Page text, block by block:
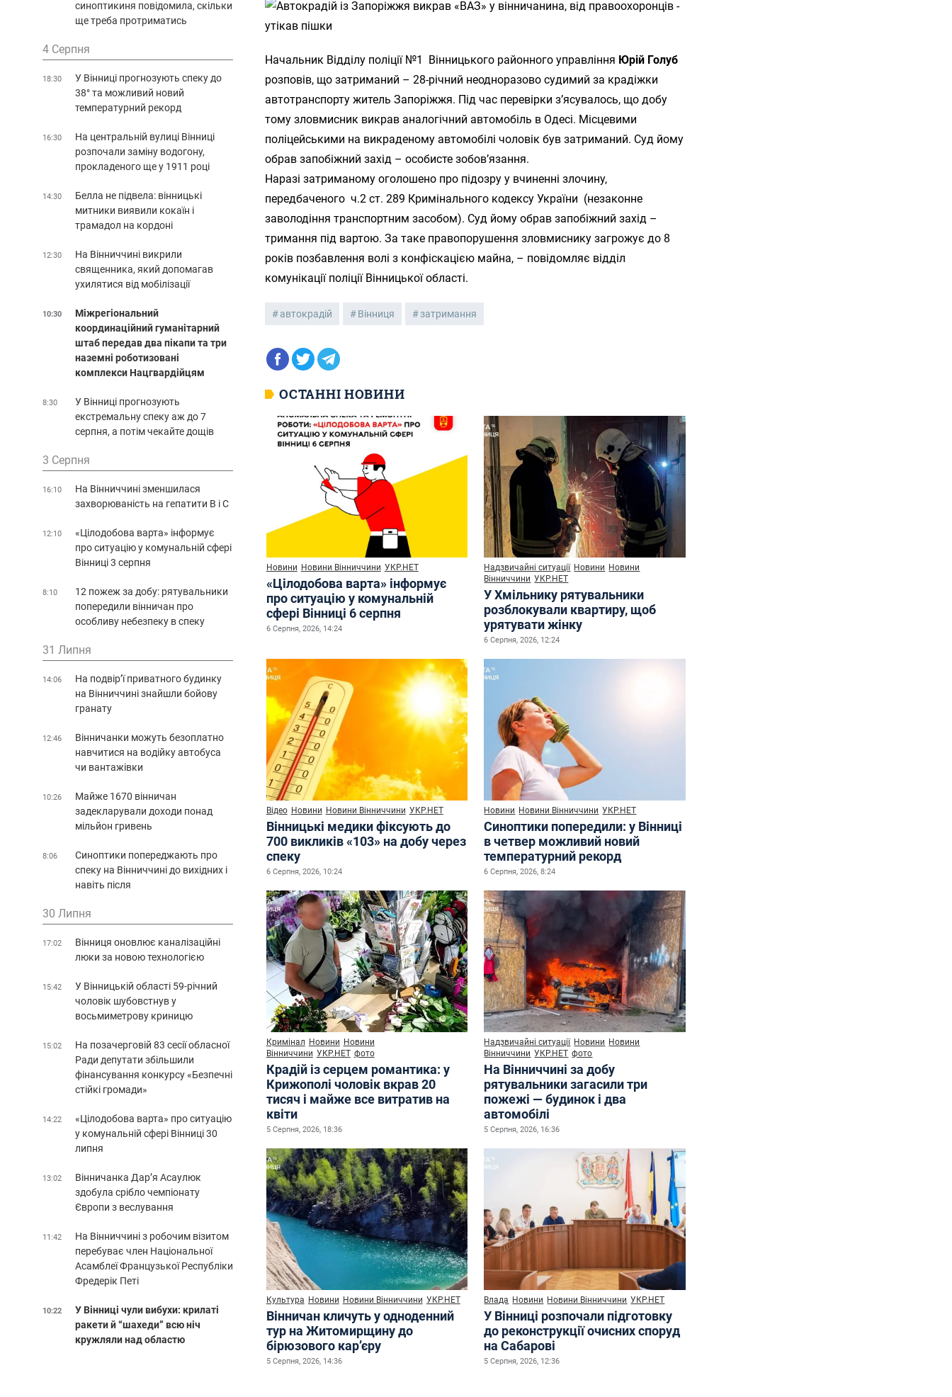
Начальник Відділу поліції №1 Вінницького районного управління Юрій Голуб
розповів, що затриманий – 28-річний неодноразово судимий за крадіжки
автотранспорту житель Запоріжжя. Під час перевірки з’ясувалось, що добу
тому зловмисник викрав аналогічний автомобіль в Одесі. Місцевими
поліцейськими на викраденому автомобілі чоловік був затриманий. Суд йому
обрав запобіжний захід – особисте зобов’язання.
Наразі затриманому оголошено про підозру у вчиненні злочину,
передбаченого ч.2 ст. 289 Кримінального кодексу України (незаконне
заволодіння транспортним засобом). Суд йому обрав запобіжний захід –
тримання під вартою. За таке правопорушення зловмиснику загрожує до 8
років позбавлення волі з конфіскацією майна, – повідомляє відділ
комунікації поліції Вінницької області.
автокрадій Вінниця затримання
ОСТАННІ НОВИНИ
Новини Новини Вінниччини УКР.НЕТ
«Цілодобова варта» інформує
про ситуацію у комунальній
сфері Вінниці 6 серпня
6 Серпня, 2026, 14:24
Надзвичайні ситуації Новини Новини
Вінниччини УКР.НЕТ
У Хмільнику рятувальники
розблокували квартиру, щоб
урятувати жінку
6 Серпня, 2026, 12:24
Відео Новини Новини Вінниччини УКР.НЕТ
Вінницькі медики фіксують до
700 викликів «103» на добу через
спеку
6 Серпня, 2026, 10:24
Новини Новини Вінниччини УКР.НЕТ
Синоптики попередили: у Вінниці
в четвер можливий новий
температурний рекорд
6 Серпня, 2026, 8:24
Кримінал Новини Новини
Вінниччини УКР.НЕТ фото
Крадій із серцем романтика: у
Крижополі чоловік вкрав 20
тисяч і майже все витратив на
квіти
5 Серпня, 2026, 18:36
Надзвичайні ситуації Новини Новини
Вінниччини УКР.НЕТ фото
На Вінниччині за добу
рятувальники загасили три
пожежі — будинок і два
автомобілі
5 Серпня, 2026, 16:36
Культура Новини Новини Вінниччини УКР.НЕТ
Вінничан кличуть у одноденний
тур на Житомирщину до
бірюзового кар’єру
5 Серпня, 2026, 14:36
Влада Новини Новини Вінниччини УКР.НЕТ
У Вінниці розпочали підготовку
до реконструкції очисних споруд
на Сабарові
5 Серпня, 2026, 12:36
синоптикиня повідомила, скільки
ще треба протриматись
4 Серпня
18:30
У Вінниці прогнозують спеку до
38° та можливий новий
температурний рекорд
16:30
На центральній вулиці Вінниці
розпочали заміну водогону,
прокладеного ще у 1911 році
14:30
Белла не підвела: вінницькі
митники виявили кокаїн і
трамадол на кордоні
12:30
На Вінниччині викрили
священника, який допомагав
ухилятися від мобілізації
10:30
Міжрегіональний
координаційний гуманітарний
штаб передав два пікапи та три
наземні роботизовані
комплекси Нацгвардійцям
8:30
У Вінниці прогнозують
екстремальну спеку аж до 7
серпня, а потім чекайте дощів
3 Серпня
16:10
На Вінниччині зменшилася
захворюваність на гепатити В і С
12:10
«Цілодобова варта» інформує
про ситуацію у комунальній сфері
Вінниці 3 серпня
8:10
12 пожеж за добу: рятувальники
попередили вінничан про
особливу небезпеку в спеку
31 Липня
14:06
На подвір’ї приватного будинку
на Вінниччині знайшли бойову
гранату
12:46
Вінничанки можуть безоплатно
навчитися на водійку автобуса
чи вантажівки
10:26
Майже 1670 вінничан
задекларували доходи понад
мільйон гривень
8:06
Синоптики попереджають про
спеку на Вінниччині до вихідних і
навіть після
30 Липня
17:02
Вінниця оновлює каналізаційні
люки за новою технологією
15:42
У Вінницькій області 59-річний
чоловік шубовстнув у
восьмиметрову криницю
15:02
На позачерговій 83 сесії обласної
Ради депутати збільшили
фінансування конкурсу «Безпечні
стійкі громади»
14:22
«Цілодобова варта» про ситуацію
у комунальній сфері Вінниці 30
липня
13:02
Вінничанка Дар’я Асаулюк
здобула срібло чемпіонату
Європи з веслування
11:42
На Вінниччині з робочим візитом
перебуває член Національної
Асамблеї Французької Республіки
Фредерік Петі
10:22
У Вінниці чули вибухи: крилаті
ракети й “шахеди” всю ніч
кружляли над областю